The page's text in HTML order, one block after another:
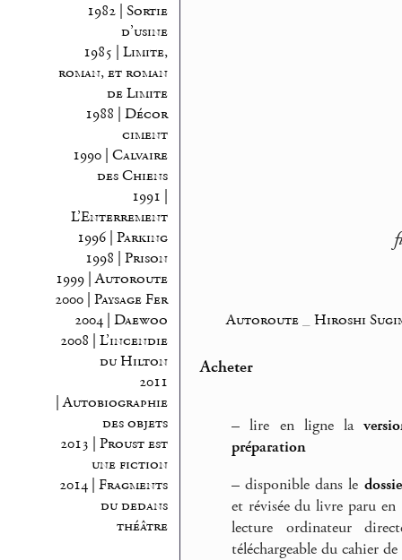
1982 | Sortie
d’usine
1985 | Limite,
roman, et roman
de Limite
1988 | Décor
ciment
1990 | Calvaire
des Chiens
1991 |
L’Enterrement
1996 | Parking
1998 | Prison
1999 | Autoroute
2000 | Paysage Fer
2004 | Daewoo
2008 | L’incendie
du Hilton
2011
| Autobiographie
des objets
2013 | Proust est
une fiction
2014 | Fragments
du dedans
théâtre
Autoroute_ Hiroshi
Acheter
– lire en ligne la
préparation
– disponible dans le
et révisée du livre paru
lecture ordinateur
téléchargeable du cahier